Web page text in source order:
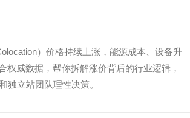
）价格持续上涨，能源成本、设备升
权威数据，帮你拆解涨价背后的行业逻辑，
独立站团队理性决策。